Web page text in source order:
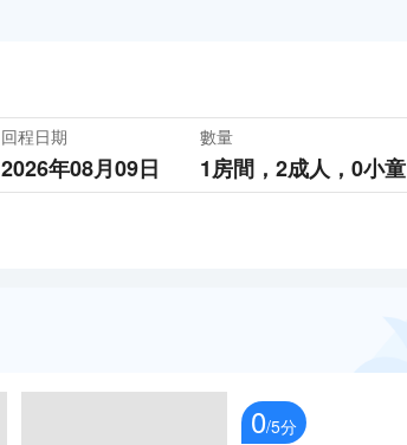
回程日期
2026年08月09日
數量
1房間， 2成人， 0小童
0/5分